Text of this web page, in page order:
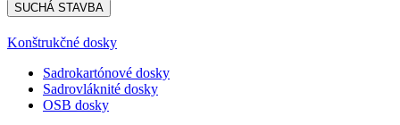
SUCHÁ STAVBA
Konštrukčné dosky
Sadrokartónové dosky
Sadrovláknité dosky
OSB dosky